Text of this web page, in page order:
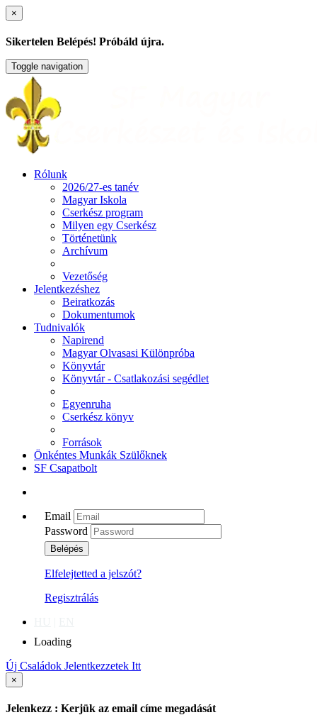
×
Sikertelen Belépés! Próbáld újra.
Toggle navigation
Rólunk
2026/27-es tanév
Magyar Iskola
Cserkész program
Milyen egy Cserkész
Történetünk
Archívum
Vezetőség
Jelentkezéshez
Beiratkozás
Dokumentumok
Tudnivalók
Napirend
Magyar Olvasasi Különpróba
Könyvtár
Könyvtár - Csatlakozási segédlet
Egyenruha
Cserkész könyv
Források
Önkéntes Munkák Szülőknek
SF Csapatbolt
Email
Password
Elfelejtetted a jelszót?
Regisztrálás
Loading
Új Családok Jelentkezzetek Itt
×
Jelenkezz : Kerjük az email címe megadását